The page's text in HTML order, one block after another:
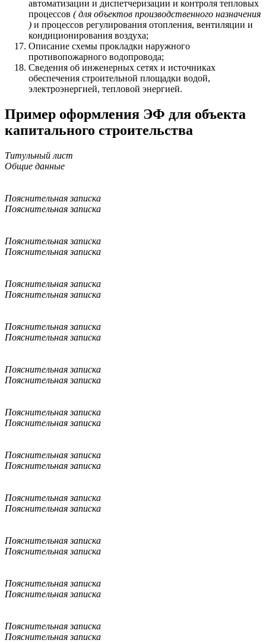
автоматизации и диспетчеризации и контроля тепловых
процессов ( для объектов производственного назначения
) и процессов регулирования отопления, вентиляции и
кондиционирования воздуха;
Описание схемы прокладки наружного
противопожарного водопровода;
Сведения об инженерных сетях и источниках
обеспечения строительной площадки водой,
электроэнергией, тепловой энергией.
Пример оформления ЭФ для объекта
капитального строительства
Титульный лист
Общие данные
Пояснительная записка
Пояснительная записка
Пояснительная записка
Пояснительная записка
Пояснительная записка
Пояснительная записка
Пояснительная записка
Пояснительная записка
Пояснительная записка
Пояснительная записка
Пояснительная записка
Пояснительная записка
Пояснительная записка
Пояснительная записка
Пояснительная записка
Пояснительная записка
Пояснительная записка
Пояснительная записка
Пояснительная записка
Пояснительная записка
Пояснительная записка
Пояснительная записка